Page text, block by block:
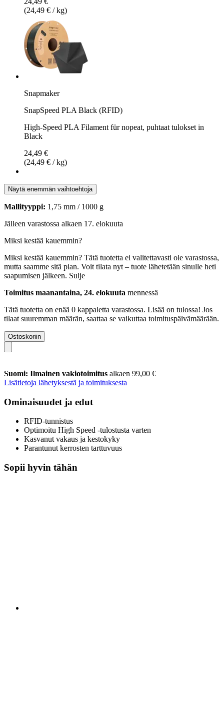
(24,49 € / kg)
Snapmaker
SnapSpeed PLA Black (RFID)
High-Speed PLA Filament für nopeat, puhtaat tulokset in
Black
24,49 €
(24,49 € / kg)
Näytä enemmän vaihtoehtoja
Mallityyppi: 1,75 mm / 1000 g
Jälleen varastossa alkaen 17. elokuuta
Miksi kestää kauemmin?
Miksi kestää kauemmin? Tätä tuotetta ei valitettavasti ole varastossa,
mutta saamme sitä pian. Voit tilata nyt – tuote lähetetään sinulle heti
saapumisen jälkeen. Sulje
Toimitus maanantaina, 24. elokuuta mennessä
Tätä tuotetta on enää 0 kappaletta varastossa. Lisää on tulossa! Jos
tilaat suuremman määrän, saattaa se vaikuttaa toimituspäivämäärään.
Ostoskoriin
Suomi: Ilmainen vakiotoimitus alkaen 99,00 €
Lisätietoja lähetyksestä ja toimituksesta
Ominaisuudet ja edut
RFID-tunnistus
Optimoitu High Speed -tulostusta varten
Kasvanut vakaus ja kestokyky
Parantunut kerrosten tarttuvuus
Sopii hyvin tähän